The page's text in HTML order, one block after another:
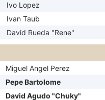
Ivo Lopez
Ivan Taub
David Rueda "Rene"
Miguel Angel Perez
Pepe Bartolome
David Agudo "Chuky"